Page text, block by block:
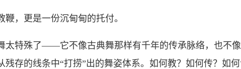
，更是一份沉甸甸的托付。
特殊了——它不像古典舞那样有千年的传承脉络，也不
存的线条中“打捞”出的舞姿体系。如何教？如何传？如